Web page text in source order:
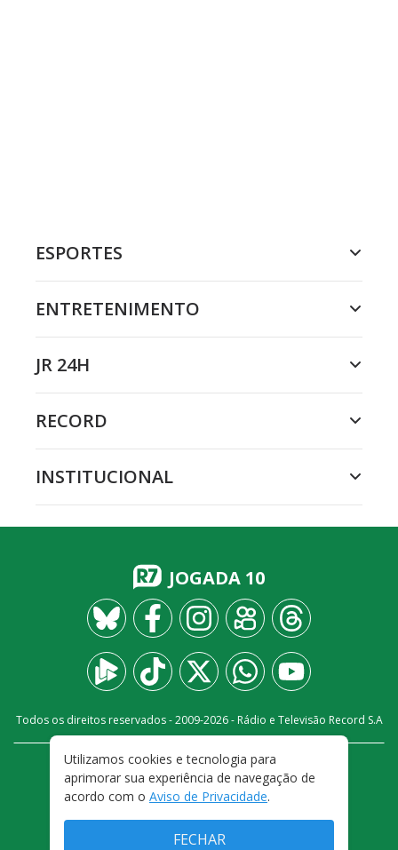
ESPORTES
ENTRETENIMENTO
JR 24H
RECORD
INSTITUCIONAL
JOGADA 10
Todos os direitos reservados - 2009-2026- Rádio e Televisão Record S.A
FALE CONOSCO
PRIVACIDADE
TERMOS E CONDIÇÕES DE USO
Utilizamos cookies e tecnologia para
aprimorar sua experiência de navegação de
acordo com o Aviso de Privacidade.
FECHAR